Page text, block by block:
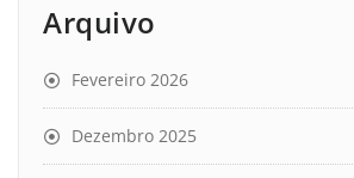
Arquivo
Fevereiro 2026
Dezembro 2025